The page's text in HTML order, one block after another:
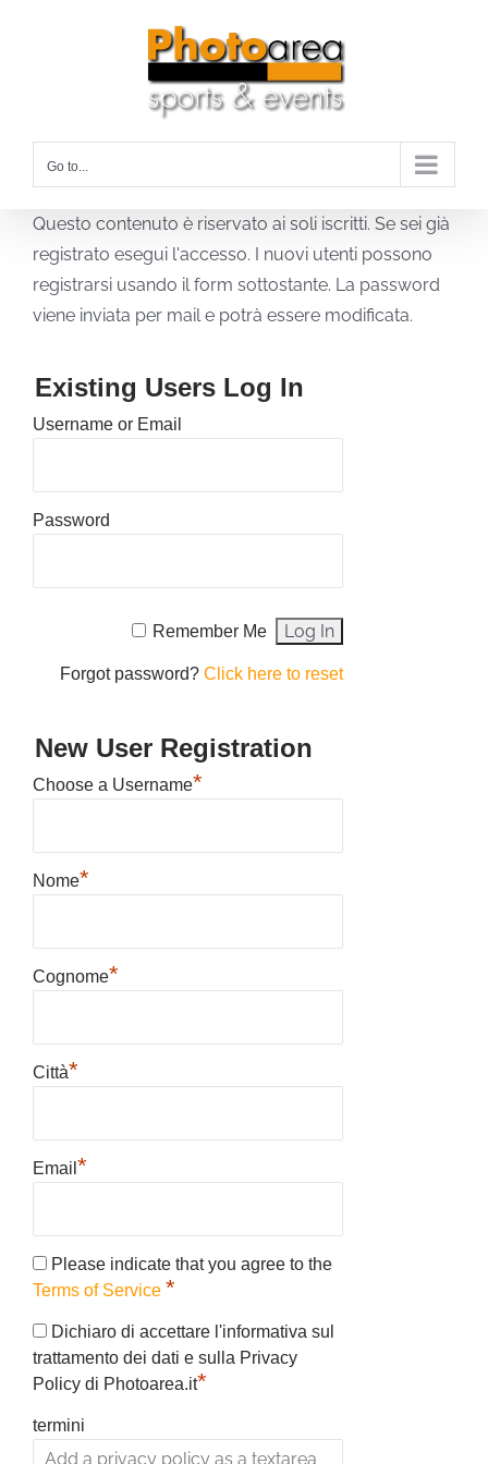
Go to...
Questo contenuto è riservato ai soli iscritti. Se sei già
registrato esegui l'accesso. I nuovi utenti possono
registrarsi usando il form sottostante. La password
viene inviata per mail e potrà essere modificata.
Existing Users Log In
Username or Email
Password
Remember Me
Forgot password?Click here to reset
New User Registration
Choose a Username*
Nome*
Cognome*
Città*
Email *
Please indicate that you agree to the
Terms of Service *
Dichiaro di accettare l'informativa sul
trattamento dei dati e sulla Privacy
Policy di Photoarea.it*
termini